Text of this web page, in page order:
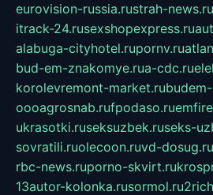
eurovision-russia.rustrah-news.ru
itrack-24.rusexshopexpress.ru
alabuga-cityhotel.rupornv.ru
bud-em-znakomye.rua-cdc.ru
korolevremont-market.ru
oooagrosnab.rufpodaso.ru
ukrasotki.ruseksuzbek.ruseks-
sovratili.ruolecoon.ruvd-dosug.ru
rbc-news.ruporno-skvirt.ru
13autor-kolonka.rusormol.ru